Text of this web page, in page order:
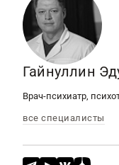
Гайнуллин
Врач-психиатр,
все специалисты